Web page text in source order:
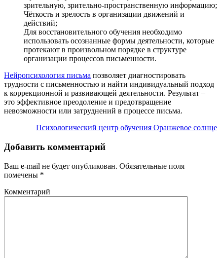
зрительную, зрительно-пространственную информацию;
Чёткость и зрелость в организации движений и
действий;
Для восстановительного обучения необходимо
использовать осознанные формы деятельности, которые
протекают в произвольном порядке в структуре
организации процессов письменности.
Нейропсихология письма позволяет диагностировать
трудности с письменностью и найти индивидуальный подход
к коррекционной и развивающей деятельности. Результат –
это эффективное преодоление и предотвращение
невозможности или затруднений в процессе письма.
Психологический центр обучения Оранжевое солнце
Добавить комментарий
Ваш e-mail не будет опубликован. Обязательные поля
помечены *
Комментарий